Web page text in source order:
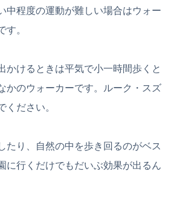
中程度の運動が難しい場合はウォー
す。
かけるときは平気で小一時間歩くと
かのウォーカーです。ルーク・スズ
ください。
たり、自然の中を歩き回るのがベス
に行くだけでもだいぶ効果が出るん